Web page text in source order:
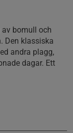
bomull och
Den klassiska
andra plagg,
dagar. Ett